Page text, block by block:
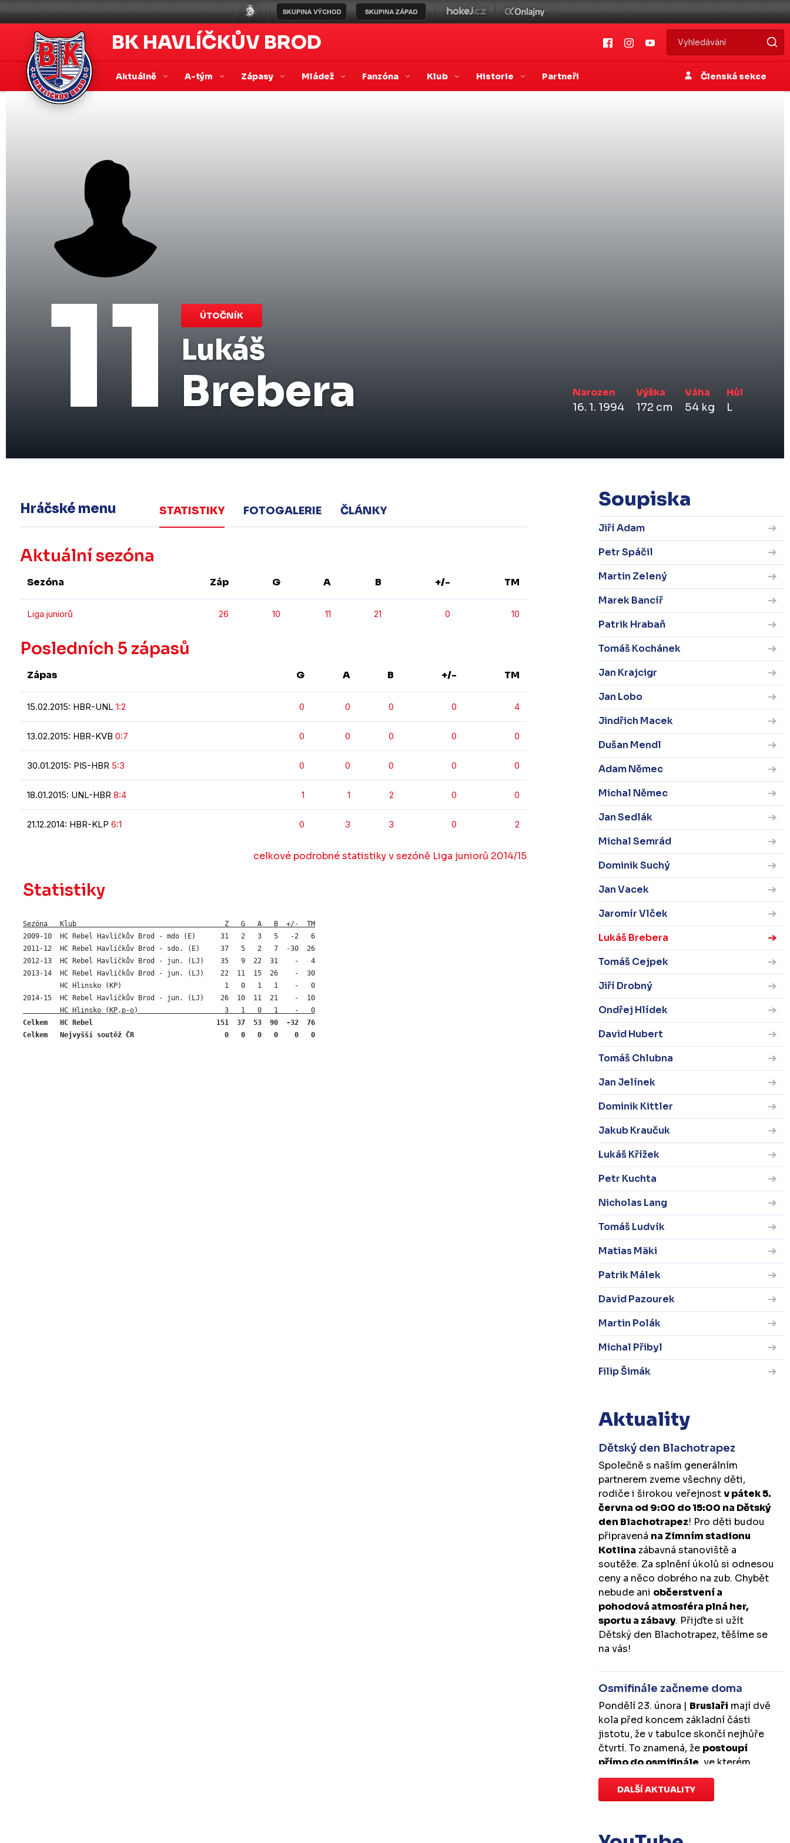
BK HAVLÍČKŮV BROD
Aktuálně A-tým Zápasy Mládež Fanzóna Klub Historie Partneři Členská sekce
11 ÚTOČNÍK
Lukáš
Brebera Narozen
16. 1. 1994
Výška
172 cm
Váha
54 kg
Hůl
L
Hráčské menu STATISTIKY FOTOGALERIE ČLÁNKY
Aktuální sezóna
Sezóna Záp G A B +/- TM
Liga juniorů 26 10 11 21 0 10
Posledních 5 zápasů
Zápas G A B +/- TM
15.02.2015: HBR-UNL 1:2 0 0 0 0 4
13.02.2015: HBR-KVB 0:7 0 0 0 0 0
30.01.2015: PIS-HBR 5:3 0 0 0 0 0
18.01.2015: UNL-HBR 8:4 1 1 2 0 0
21.12.2014: HBR-KLP 6:1 0 3 3 0 2
celkové podrobné statistiky v sezóně Liga juniorů 2014/15
Statistiky
Sezóna   Klub                                    Z   G   A   B  +/-  TM
2009-10  HC Rebel Havlíčkův Brod - mdo (E)      31   2   3   5   -2   6
2011-12  HC Rebel Havlíčkův Brod - sdo. (E)     37   5   2   7  -30  26
2012-13  HC Rebel Havlíčkův Brod - jun. (LJ)    35   9  22  31    -   4
2013-14  HC Rebel Havlíčkův Brod - jun. (LJ)    22  11  15  26    -  30
         HC Hlinsko (KP)                         1   0   1   1    -   0
2014-15  HC Rebel Havlíčkův Brod - jun. (LJ)    26  10  11  21    -  10
         HC Hlinsko (KP,p-o)                     3   1   0   1    -   0
Celkem   HC Rebel                              151  37  53  90  -32  76
Celkem   Nejvyšší soutěž ČR                      0   0   0   0    0   0
Soupiska
Jiří Adam
Petr Spáčil
Martin Zelený
Marek Bancíř
Patrik Hrabaň
Tomáš Kochánek
Jan Krajcigr
Jan Lobo
Jindřich Macek
Dušan Mendl
Adam Němec
Michal Němec
Jan Sedlák
Michal Semrád
Dominik Suchý
Jan Vacek
Jaromír Vlček
Lukáš Brebera
Tomáš Cejpek
Jiří Drobný
Ondřej Hlídek
David Hubert
Tomáš Chlubna
Jan Jelínek
Dominik Kittler
Jakub Kraučuk
Lukáš Křížek
Petr Kuchta
Nicholas Lang
Tomáš Ludvík
Matias Mäki
Patrik Málek
David Pazourek
Martin Polák
Michal Přibyl
Filip Šimák
Aktuality
Dětský den Blachotrapez
Společně s naším generálním
partnerem zveme všechny děti,
rodiče i širokou veřejnostv pátek 5.
června od 9:00 do 15:00 na Dětský
den Blachotrapez! Pro děti budou
připravená na Zimním stadionu
Kotlina zábavná stanoviště a
soutěže. Za splnění úkolů si odnesou
ceny a něco dobrého na zub. Chybět
nebude ani občerstvení a
pohodová atmosféra plná her,
sportu a zábavy. Přijďte si užít
Dětský den Blachotrapez, těšíme se
na vás!
Osmifinále začneme doma
Pondělí 23. února | Bruslaři mají dvě
kola před koncem základní části
jistotu, že v tabulce skončí nejhůře
čtvrtí. To znamená, že postoupí
přímo do osmifinále , ve kterém
budou mítvýhodu domácího
prostředí.První zápas se v Kotlině
odehraje v úterý 10. března od
17:00
. Případný pátý rozhodující
DALŠÍ AKTUALITY